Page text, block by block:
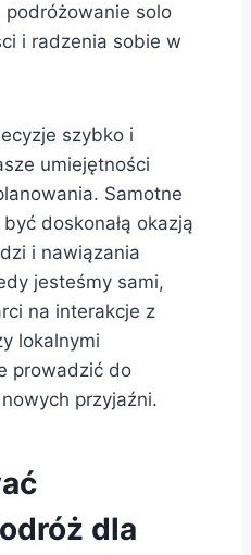
solo
i radzenia sobie w
szybko i
umiejętności
Samotne
doskonałą okazją
i nawiązania
jesteśmy sami,
na interakcje z
lokalnymi
prowadzić do
przyjaźni.
dla